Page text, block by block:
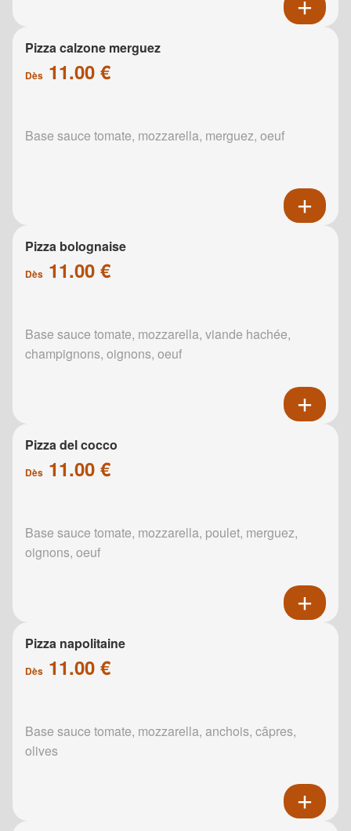
Pizza calzone merguez
Dès 11.00 €
Base sauce tomate, mozzarella, merguez, oeuf
Pizza bolognaise
Dès 11.00 €
Base sauce tomate, mozzarella, viande hachée,
champignons, oignons, oeuf
Pizza del cocco
Dès 11.00 €
Base sauce tomate, mozzarella, poulet, merguez,
oignons, oeuf
Pizza napolitaine
Dès 11.00 €
Base sauce tomate, mozzarella, anchois, câpres,
olives